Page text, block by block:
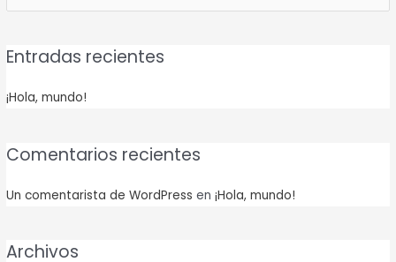
por:
Entradas recientes
¡Hola, mundo!
Comentarios recientes
Un comentarista de WordPress en¡Hola, mundo!
Archivos